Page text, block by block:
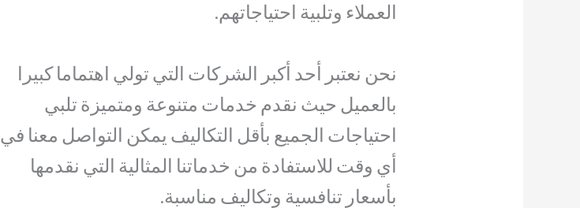
العملاء وتلبية احتياجاتهم.
نحن نعتبر أحد أكبر الشركات التي تولي اهتماما كبيرا
بالعميل حيث نقدم خدمات متنوعة ومتميزة تلبي
احتياجات الجميع بأقل التكاليف يمكن التواصل معنا في
أي وقت للاستفادة من خدماتنا المثالية التي نقدمها
بأسعار تنافسية وتكاليف مناسبة.